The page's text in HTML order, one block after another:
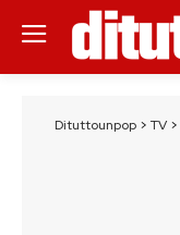
Dituttounpop > TV >